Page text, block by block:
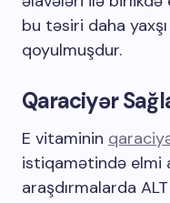
bu təsiri daha
qoyulmuşdur.
Qaraciyər
E vitaminin
istiqamətində elmi
araşdırmalarda